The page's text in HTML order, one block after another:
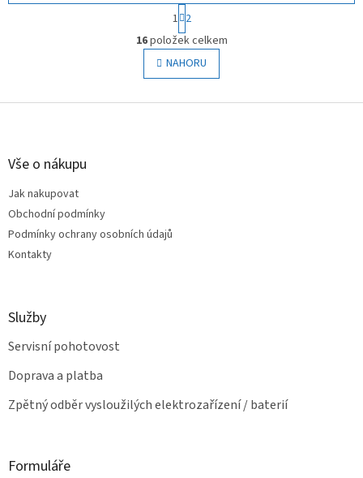
O
v
l
á
S
t
r
á
n
k
v
1 2
16položek celkem
NAHORU
Z
Vše o nákupu
Jak nakupovat
Obchodní podmínky
Podmínky ochrany osobních údajů
Kontakty
Služby
Servisní pohotovost
Doprava a platba
Zpětný odběr vysloužilých elektrozařízení / baterií
Formuláře